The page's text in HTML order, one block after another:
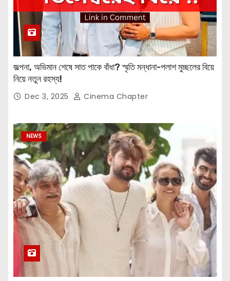
জল্পনা, অভিমান শেষে সাত পাকে বাঁধা? স্মৃতি মন্ধানা-পলাশ মুচ্ছলের বিয়ে
নিয়ে নতুন রহস্য!
Dec 3, 2025 Cinema Chapter
NEWS